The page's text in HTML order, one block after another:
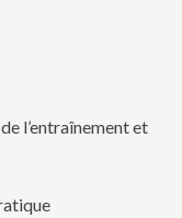
l’entraînement et